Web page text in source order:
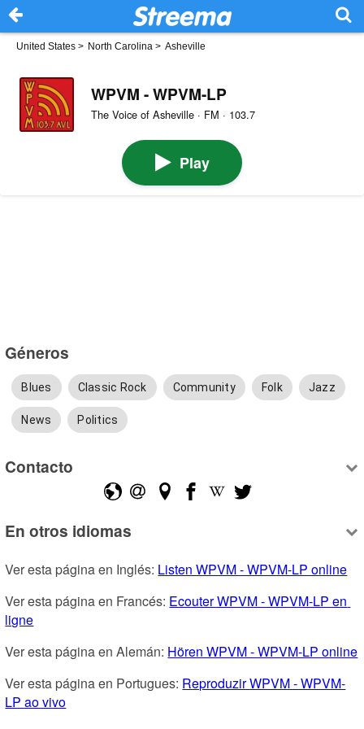
United States > North Carolina > Asheville
WPVM - WPVM-LP
The Voice of Asheville · FM · 103.7
Play
Géneros
Blues Classic Rock Community Folk Jazz
News Politics
Contacto
En otros idiomas
Ver esta página en Inglés: Listen WPVM - WPVM-LP online
Ver esta página en Francés: Ecouter WPVM - WPVM-LP en
ligne
Ver esta página en Alemán: Hören WPVM - WPVM-LP online
Ver esta página en Portugues: Reproduzir WPVM - WPVM-
LP ao vivo